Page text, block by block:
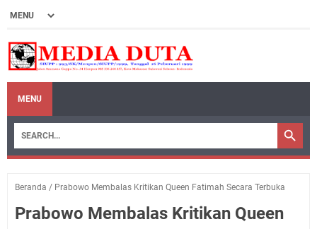
MENU
Beranda / Prabowo Membalas Kritikan Queen Fatimah Secara Terbuka
Prabowo Membalas Kritikan Queen